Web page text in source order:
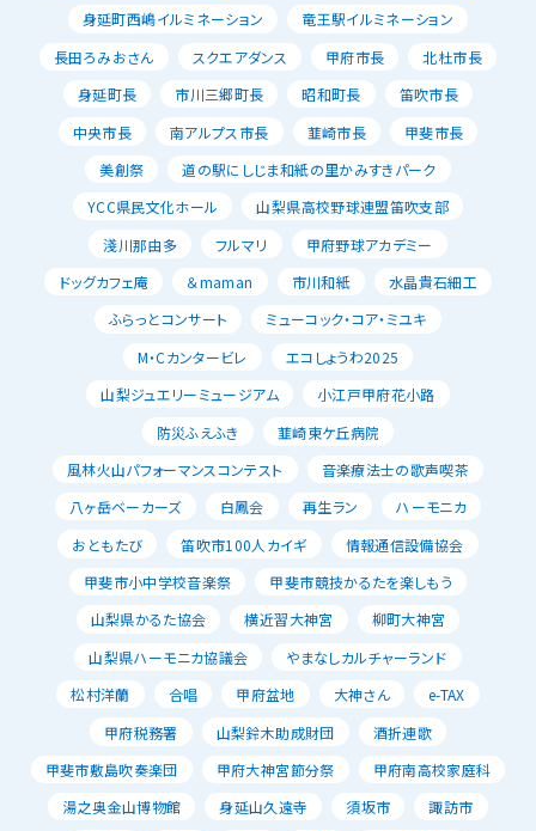
身延町西嶋イルミネーション
竜王駅イルミネーション
長田ろみおさん
スクエアダンス 甲府市長
北杜市長
身延町長
市川三郷町長 昭和町長
笛吹市長
中央市長
南アルプス市長 韮崎市長
甲斐市長
美創祭
道の駅にしじま和紙の里かみすきパーク
YCC県民文化ホール
山梨県高校野球連盟笛吹支部
淺川那由多
フルマリ
甲府野球アカデミー
ドッグカフェ庵
＆maman 市川和紙
水晶貴石細工
ふらっとコンサート
ミューコック・コア・ミユキ
M・Cカンタービレ
エコしょうわ2025
山梨ジュエリーミュージアム
小江戸甲府花小路
防災ふえふき
韮崎東ケ丘病院
風林火山パフォーマンスコンテスト
音楽療法士の歌声喫茶
八ヶ岳ベーカーズ
白鳳会 再生ラン
ハーモニカ
おともたび
笛吹市100人カイギ
情報通信設備協会
甲斐市小中学校音楽祭
甲斐市競技かるたを楽しもう
山梨県かるた協会
横近習大神宮
柳町大神宮
山梨県ハーモニカ協議会
やまなしカルチャーランド
松村洋蘭
合唱 甲府盆地 大神さん
e-TAX
甲府税務署
山梨鈴木助成財団
酒折連歌
甲斐市敷島吹奏楽団
甲府大神宮節分祭
甲府南高校家庭科
湯之奥金山博物館
身延山久遠寺 須坂市
諏訪市